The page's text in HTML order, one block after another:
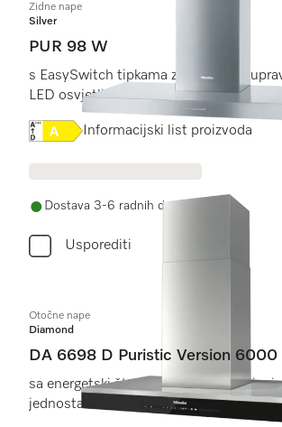
Zidne nape
Silver
PUR 98 W
s EasySwitch tipkama za praktično
LED osvjetljenjem
Online Label Flag, Energetska
Informacijski list proizvoda
Dostava 3-6 radnih dana
Usporediti
Otočne nape
Diamond
DA 6698 D Puristic Version 6000
sa energetski štedljivim LED
jednostavnim upravljanjem dodirom.